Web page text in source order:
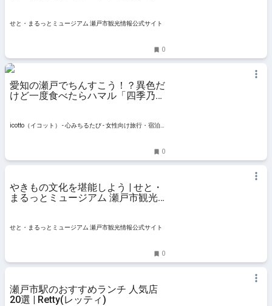
せと・まるっとミュージアム 瀬戸市観光情報公式サイト
0
愛知の瀬戸でちんすこう！？異色だ
けど一度食べたらハマル「四季乃
icotto（イコット） - 心みちるたび - 女性向け旅行・宿泊
0
やきもの文化を堪能しよう | せと・
まるっとミュージアム 瀬戸市観光
せと・まるっとミュージアム 瀬戸市観光情報公式サイト
0
瀬戸市駅のおすすめランチ 人気店
20選 | Retty(レッティ)